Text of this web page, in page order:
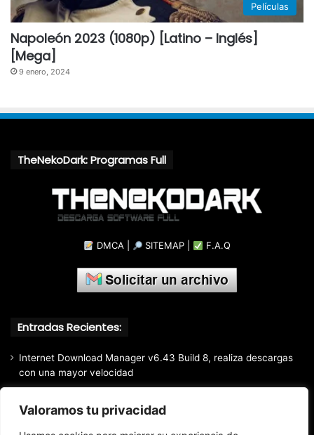
Valoramos tu privacidad
Películas
Napoleón 2023 (1080p) [Latino – Inglés]
[Mega]
9 enero, 2024
TheNekoDark: Programas Full
DMCA| SITEMAP F.A.Q
Entradas Recientes:
Internet Download Manager v6.43 Build 8, realiza descargas
con una mayor velocidad
ray, 3D y 4K UltraHD
Luminar Neo (2026) v1.28.0.17626, Software de edición de